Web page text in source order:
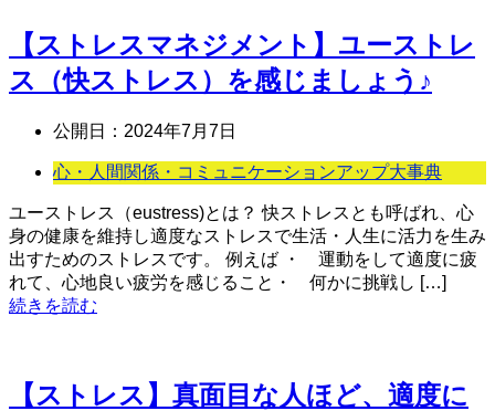
【ストレスマネジメント】ユーストレ
ス（快ストレス）を感じましょう♪
公開日： 2024年7月7日
心・人間関係・コミュニケーションアップ大事典
ユーストレス（eustress)とは？ 快ストレスとも呼ばれ、心
身の健康を維持し適度なストレスで生活・人生に活力を生み
出すためのストレスです。 例えば ・ 運動をして適度に疲
れて、心地良い疲労を感じること・ 何かに挑戦し […]
続きを読む
【ストレス】真面目な人ほど、適度に